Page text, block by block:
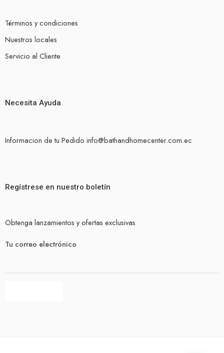
Términos y condiciones
Nuestros locales
Servicio al Cliente
Necesita Ayuda
Informacion de tu Pedido info@bathandhomecenter.com.ec
Regístrese en nuestro boletín
Obtenga lanzamientos y ofertas exclusivas
Tu correo electrónico